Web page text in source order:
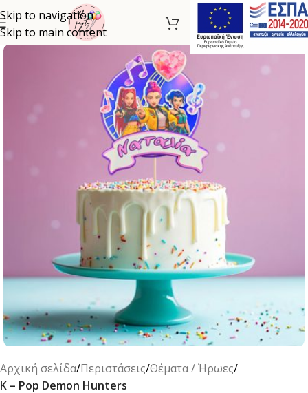
Skip to navigation
Skip to main content
Αρχική σελίδα Περιστάσεις Θέματα / Ήρωες
K – Pop Demon Hunters